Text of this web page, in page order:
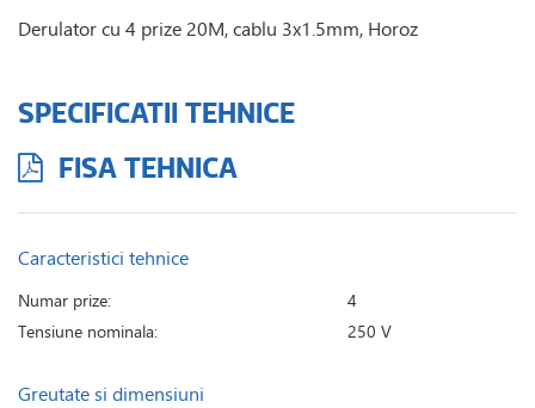
Derulator cu 4 prize 20M, cablu 3x1.5mm, Horoz
SPECIFICATII TEHNICE
FISA TEHNICA
Caracteristici tehnice
Numar prize:
4
Tensiune nominala:
250 V
Greutate si dimensiuni